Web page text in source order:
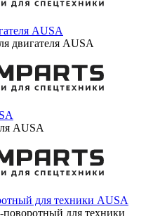
AUSA
двигателя AUSA
AUSA
для техники AUSA
для техники